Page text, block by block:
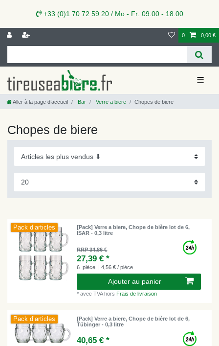
+33 (0)1 70 72 59 20 / Mo - Fr: 09:00 - 18:00
0 0,00 €
☰
Aller à la page d’accueil Bar Verre a biere Chopes de biere
Chopes de biere
Pack d’articles
[Pack] Verre a biere, Chope de bière lot de 6,
ISAR - 0,3 litre
RRP 34,86 €
27,39 € *
6 pièce | 4,56 € / pièce
Ajouter au panier
*avec TVAhorsFrais de livraison
Pack d’articles
[Pack] Verre a biere, Chope de bière lot de 6,
Tübinger - 0,3 litre
40,65 € *